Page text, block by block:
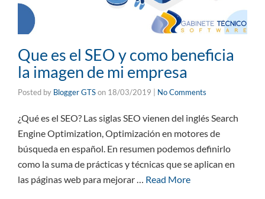
Que es el SEO y como beneficia
la imagen de mi empresa
Posted by Blogger GTSon 18/03/2019 | No Comments
¿Qué es el SEO? Las siglas SEO vienen del inglés Search
Engine Optimization, Optimización en motores de
búsqueda en español. En resumen podemos definirlo
como la suma de prácticas y técnicas que se aplican en
las páginas web para mejorar … Read More